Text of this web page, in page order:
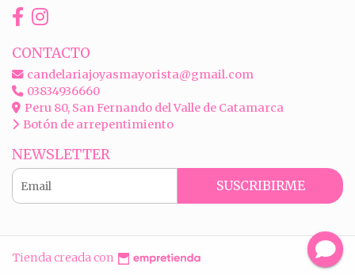
CONTACTO
candelariajoyasmayorista@gmail.com
03834936660
Peru 80, San Fernando del Valle de Catamarca
Botón de arrepentimiento
NEWSLETTER
SUSCRIBIRME
Tienda creada con